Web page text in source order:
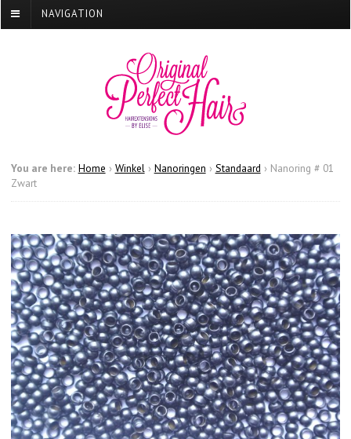
NAVIGATION
You are here: Home › Winkel › Nanoringen › Standaard › Nanoring # 01
Zwart